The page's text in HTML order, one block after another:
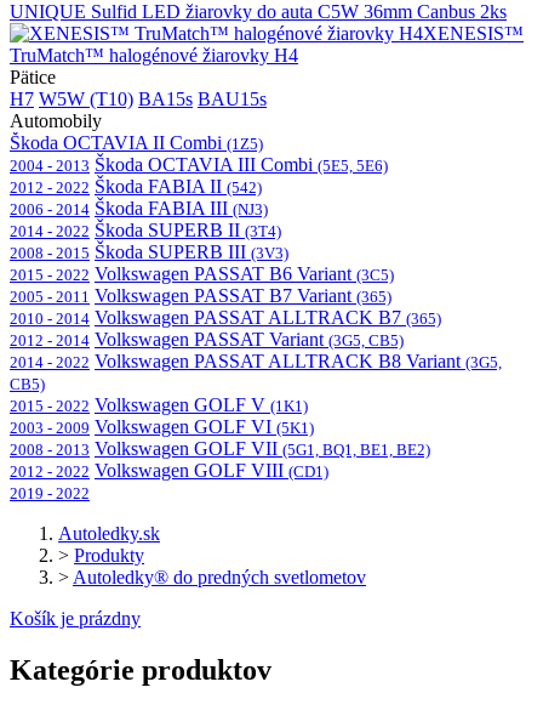
UNIQUE Sulfid LED žiarovky do auta C5W 36mm Canbus 2ks
XENESIS™
TruMatch™ halogénové žiarovky H4
Pätice
H7 W5W (T10) BA15s BAU15s
Automobily
Škoda OCTAVIA II Combi (1Z5)
2004 - 2013 Škoda OCTAVIA III Combi (5E5, 5E6)
2012 - 2022 Škoda FABIA II (542)
2006 - 2014 Škoda FABIA III (NJ3)
2014 - 2022 Škoda SUPERB II (3T4)
2008 - 2015 Škoda SUPERB III (3V3)
2015 - 2022 Volkswagen PASSAT B6 Variant (3C5)
2005 - 2011 Volkswagen PASSAT B7 Variant (365)
2010 - 2014 Volkswagen PASSAT ALLTRACK B7 (365)
2012 - 2014 Volkswagen PASSAT Variant (3G5, CB5)
2014 - 2022 Volkswagen PASSAT ALLTRACK B8 Variant (3G5,
CB5)
2015 - 2022 Volkswagen GOLF V (1K1)
2003 - 2009 Volkswagen GOLF VI (5K1)
2008 - 2013 Volkswagen GOLF VII (5G1, BQ1, BE1, BE2)
2012 - 2022 Volkswagen GOLF VIII (CD1)
2019 - 2022
Autoledky.sk
> Produkty
> Autoledky® do predných svetlometov
Košík je prázdny
Kategórie produktov